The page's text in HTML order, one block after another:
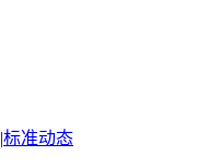
|标准动态